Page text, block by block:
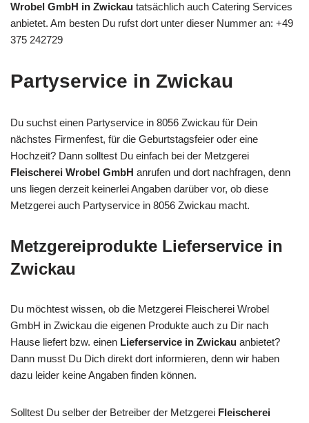
Wrobel GmbH in Zwickau tatsächlich auch Catering Services
anbietet. Am besten Du rufst dort unter dieser Nummer an: +49
375 242729
Partyservice in Zwickau
Du suchst einen Partyservice in 8056 Zwickau für Dein
nächstes Firmenfest, für die Geburtstagsfeier oder eine
Hochzeit? Dann solltest Du einfach bei der Metzgerei
Fleischerei Wrobel GmbH anrufen und dort nachfragen, denn
uns liegen derzeit keinerlei Angaben darüber vor, ob diese
Metzgerei auch Partyservice in 8056 Zwickau macht.
Metzgereiprodukte Lieferservice in
Zwickau
Du möchtest wissen, ob die Metzgerei Fleischerei Wrobel
GmbH in Zwickau die eigenen Produkte auch zu Dir nach
Hause liefert bzw. einen Lieferservice in Zwickau anbietet?
Dann musst Du Dich direkt dort informieren, denn wir haben
dazu leider keine Angaben finden können.
Solltest Du selber der Betreiber der Metzgerei Fleischerei